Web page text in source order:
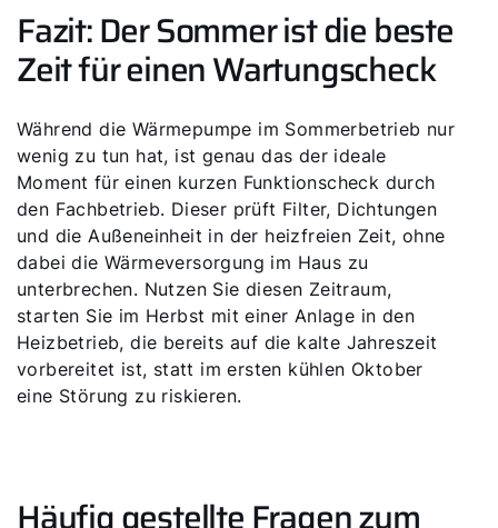
Fazit: Der Sommer ist die beste
Zeit für einen Wartungscheck
Während die Wärmepumpe im Sommerbetrieb nur
wenig zu tun hat, ist genau das der ideale
Moment für einen kurzen Funktionscheck durch
den Fachbetrieb. Dieser prüft Filter, Dichtungen
und die Außeneinheit in der heizfreien Zeit, ohne
dabei die Wärmeversorgung im Haus zu
unterbrechen. Nutzen Sie diesen Zeitraum,
starten Sie im Herbst mit einer Anlage in den
Heizbetrieb, die bereits auf die kalte Jahreszeit
vorbereitet ist, statt im ersten kühlen Oktober
eine Störung zu riskieren.
Häufig gestellte Fragen zum